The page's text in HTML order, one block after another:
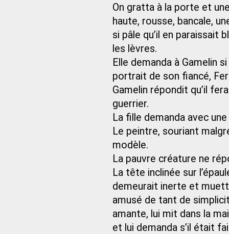
On gratta à la porte et
haute, rousse, bancale,
si pâle qu’il en paraissait
les lèvres.
Elle demanda à Gamelin
portrait de son fiancé,
Gamelin répondit qu’il
guerrier.
La fille demanda avec
Le peintre, souriant
modèle.
La pauvre créature ne
La tête inclinée sur
demeurait inerte et
amusé de tant de
amante, lui mit dans la
et lui demanda s’il était